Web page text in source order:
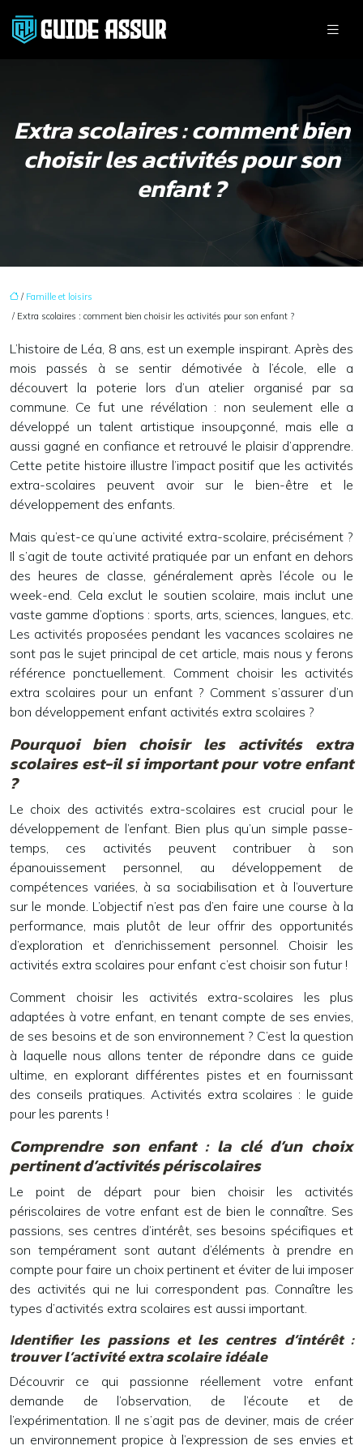
Extra scolaires : comment bien
choisir les activités pour son
enfant ?
/ Famille et loisirs
/ Extra scolaires : comment bien choisir les activités pour son enfant ?
L’histoire de Léa, 8 ans, est un exemple inspirant. Après des
mois passés à se sentir démotivée à l’école, elle a
découvert la poterie lors d’un atelier organisé par sa
commune. Ce fut une révélation : non seulement elle a
développé un talent artistique insoupçonné, mais elle a
aussi gagné en confiance et retrouvé le plaisir d’apprendre.
Cette petite histoire illustre l’impact positif que les activités
extra-scolaires peuvent avoir sur le bien-être et le
développement des enfants.
Mais qu’est-ce qu’une activité extra-scolaire, précisément ?
Il s’agit de toute activité pratiquée par un enfant en dehors
des heures de classe, généralement après l’école ou le
week-end. Cela exclut le soutien scolaire, mais inclut une
vaste gamme d’options : sports, arts, sciences, langues, etc.
Les activités proposées pendant les vacances scolaires ne
sont pas le sujet principal de cet article, mais nous y ferons
référence ponctuellement. Comment choisir les activités
extra scolaires pour un enfant ? Comment s’assurer d’un
bon développement enfant activités extra scolaires ?
Pourquoi bien choisir les activités extra
scolaires est-il si important pour votre enfant
?
Le choix des activités extra-scolaires est crucial pour le
développement de l’enfant. Bien plus qu’un simple passe-
temps, ces activités peuvent contribuer à son
épanouissement personnel, au développement de
compétences variées, à sa sociabilisation et à l’ouverture
sur le monde. L’objectif n’est pas d’en faire une course à la
performance, mais plutôt de leur offrir des opportunités
d’exploration et d’enrichissement personnel. Choisir les
activités extra scolaires pour enfant c’est choisir son futur !
Comment choisir les activités extra-scolaires les plus
adaptées à votre enfant, en tenant compte de ses envies,
de ses besoins et de son environnement ? C’est la question
à laquelle nous allons tenter de répondre dans ce guide
ultime, en explorant différentes pistes et en fournissant
des conseils pratiques. Activités extra scolaires : le guide
pour les parents !
Comprendre son enfant : la clé d’un choix
pertinent d’activités périscolaires
Le point de départ pour bien choisir les activités
périscolaires de votre enfant est de bien le connaître. Ses
passions, ses centres d’intérêt, ses besoins spécifiques et
son tempérament sont autant d’éléments à prendre en
compte pour faire un choix pertinent et éviter de lui imposer
des activités qui ne lui correspondent pas. Connaître les
types d’activités extra scolaires est aussi important.
Identifier les passions et les centres d’intérêt :
trouver l’activité extra scolaire idéale
Découvrir ce qui passionne réellement votre enfant
demande de l’observation, de l’écoute et de
l’expérimentation. Il ne s’agit pas de deviner, mais de créer
un environnement propice à l’expression de ses envies et